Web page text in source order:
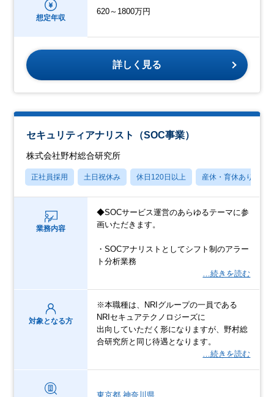
想定年収
620～1800万円
詳しく見る
セキュリティアナリスト（SOC事業）
株式会社野村総合研究所
正社員採用 土日祝休み 休日120日以上 産休・育休あり
業務内容
◆SOCサービス運営のあらゆるテーマに参
画いただきます。
・SOCアナリストとしてシフト制のアラー
ト分析業務
…続きを読む
対象となる方
※本職種は、NRIグループの一員である
NRIセキュアテクノロジーズに
出向していただく形になりますが、野村総
合研究所と同じ待遇となります。
…続きを読む
東京都 神奈川県